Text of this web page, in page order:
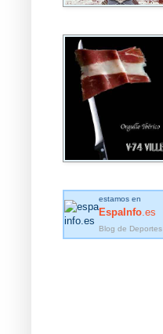
estamos en
EspaInfo .es
Blog de Deportes